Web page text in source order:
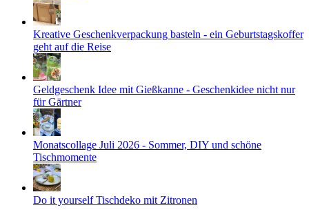
Kreative Geschenkverpackung basteln - ein Geburtstagskoffer
geht auf die Reise
Geldgeschenk Idee mit Gießkanne - Geschenkidee nicht nur
für Gärtner
Monatscollage Juli 2026 - Sommer, DIY und schöne
Tischmomente
Do it yourself Tischdeko mit Zitronen